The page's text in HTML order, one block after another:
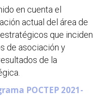
en cuenta el
actual del área de
que inciden
de asociación y
de la
POCTEP 2021-